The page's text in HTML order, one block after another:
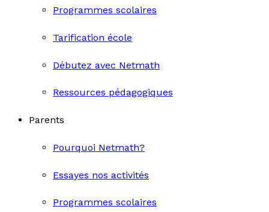
Programmes scolaires
Tarification école
Débutez avec Netmath
Ressources pédagogiques
Parents
Pourquoi Netmath?
Essayes nos activités
Programmes scolaires